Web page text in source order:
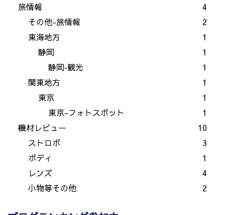
旅情報
4
その他-旅情報
2
東海地方
1
静岡
1
静岡‐観光
1
関東地方
1
東京
1
東京-フォトスポット
1
機材レビュー
10
ストロボ
3
ボディ
1
レンズ
4
小物等その他
2